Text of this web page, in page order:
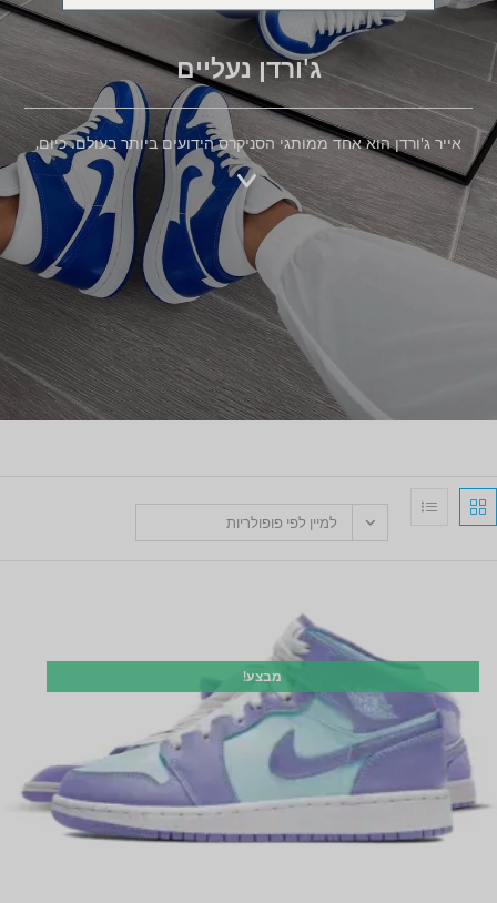
ג'ורדן נעליים
אייר ג'ורדן הוא אחד ממותגי הסניקרס הידועים ביותר בעולם. כיום,
למיין לפי פופולריות
מבצע!